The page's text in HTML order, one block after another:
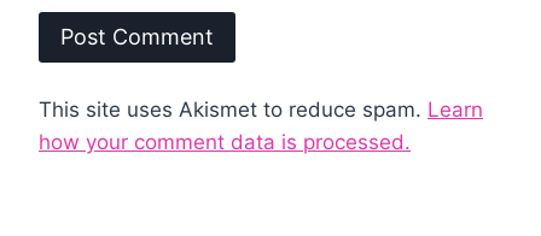
This site uses Akismet to reduce spam. Learn
how your comment data is processed.